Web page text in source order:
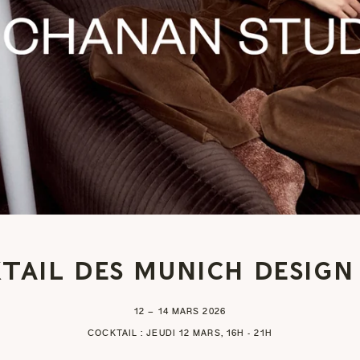
DES MUNICH DESIGN
12 – 14 MARS 2026
COCKTAIL : JEUDI 12 MARS, 16H - 21H